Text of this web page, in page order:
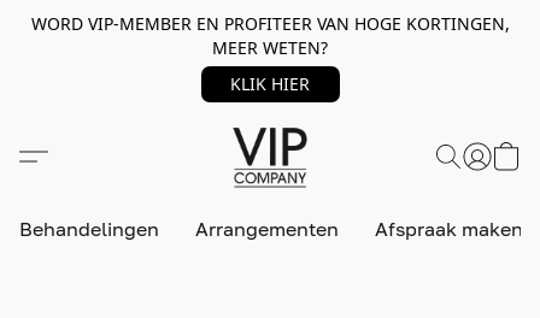
WORD VIP-MEMBER EN PROFITEER VAN HOGE KORTINGEN,
MEER WETEN?
KLIK HIER
Behandelingen Arrangementen Afspraak maken